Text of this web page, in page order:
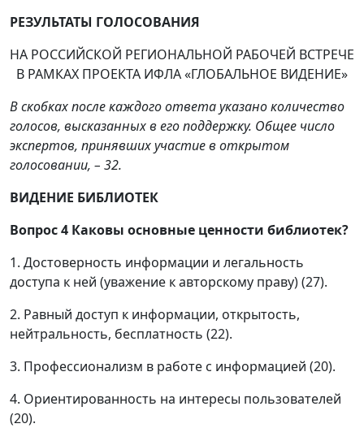
РЕЗУЛЬТАТЫ ГОЛОСОВАНИЯ
НА РОССИЙСКОЙ РЕГИОНАЛЬНОЙ РАБОЧЕЙ ВСТРЕЧЕ
В РАМКАХ ПРОЕКТА ИФЛА «ГЛОБАЛЬНОЕ ВИДЕНИЕ»
В скобках после каждого ответа указано количество
голосов, высказанных в его поддержку. Общее число
экспертов, принявших участие в открытом
голосовании, – 32.
ВИДЕНИЕ БИБЛИОТЕК
Вопрос 4 Каковы основные ценности библиотек?
1. Достоверность информации и легальность
доступа к ней (уважение к авторскому праву) (27).
2. Равный доступ к информации, открытость,
нейтральность, бесплатность (22).
3. Профессионализм в работе с информацией (20).
4. Ориентированность на интересы пользователей
(20).